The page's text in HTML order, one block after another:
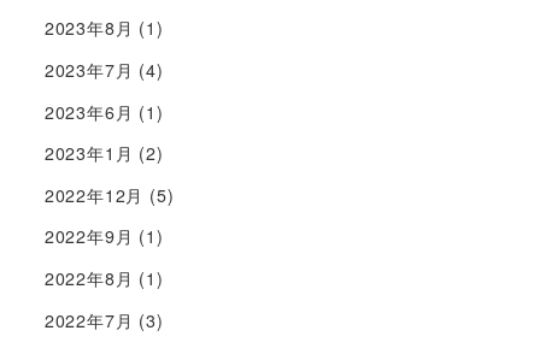
2023年8月 (1)
2023年7月 (4)
2023年6月 (1)
2023年1月 (2)
2022年12月 (5)
2022年9月 (1)
2022年8月 (1)
2022年7月 (3)